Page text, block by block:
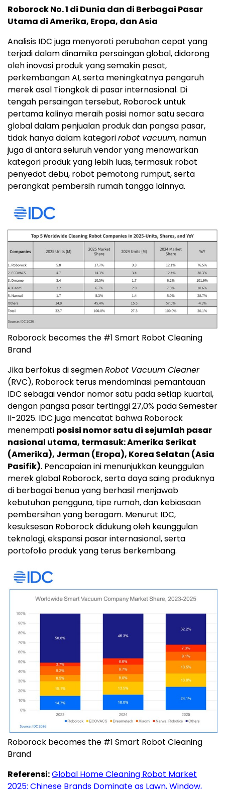
Roborock No. 1 di Dunia dan di Berbagai Pasar
Utama di Amerika, Eropa, dan Asia
Analisis IDC juga menyoroti perubahan cepat yang
terjadi dalam dinamika persaingan global, didorong
oleh inovasi produk yang semakin pesat,
perkembangan AI, serta meningkatnya pengaruh
merek asal Tiongkok di pasar internasional. Di
tengah persaingan tersebut, Roborock untuk
pertama kalinya meraih posisi nomor satu secara
global dalam penjualan produk dan pangsa pasar,
tidak hanya dalam kategorirobot vacuum, namun
juga di antara seluruh vendor yang menawarkan
kategori produk yang lebih luas, termasuk robot
penyedot debu, robot pemotong rumput, serta
perangkat pembersih rumah tangga lainnya.
Roborock becomes the #1 Smart Robot Cleaning
Brand
Jika berfokus di segmenRobot Vacuum Cleaner
(RVC), Roborock terus mendominasi pemantauan
IDC sebagai vendor nomor satu pada setiap kuartal,
dengan pangsa pasar tertinggi 27,0% pada Semester
II-2025. IDC juga mencatat bahwa Roborock
menempati posisi nomor satu di sejumlah pasar
nasional utama, termasuk: Amerika Serikat
(Amerika), Jerman (Eropa), Korea Selatan (Asia
Pasifik). Pencapaian ini menunjukkan keunggulan
merek global Roborock, serta daya saing produknya
di berbagai benua yang berhasil menjawab
kebutuhan pengguna, tipe rumah, dan kebiasaan
pembersihan yang beragam. Menurut IDC,
kesuksesan Roborock didukung oleh keunggulan
teknologi, ekspansi pasar internasional, serta
portofolio produk yang terus berkembang.
Roborock becomes the #1 Smart Robot Cleaning
Brand
Referensi:Global Home Cleaning Robot Market
2025: Chinese Brands Dominate as Lawn, Window,